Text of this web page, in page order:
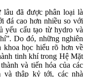
đã được phân loại là
đá cao hơn nhiều so với
yếu cấu tạo từ hydro và
Do đó, những nghiên
khoa học hiểu rõ hơn về
tinh khí trong Hệ Mặt
và tiến hóa của các
và thập kỷ tới, các nhà